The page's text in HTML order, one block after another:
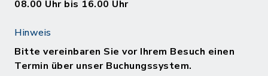
08.00 Uhr bis 16.00 Uhr
Hinweis
Bitte vereinbaren Sie vor Ihrem Besuch einen
Termin über unser Buchungssystem.